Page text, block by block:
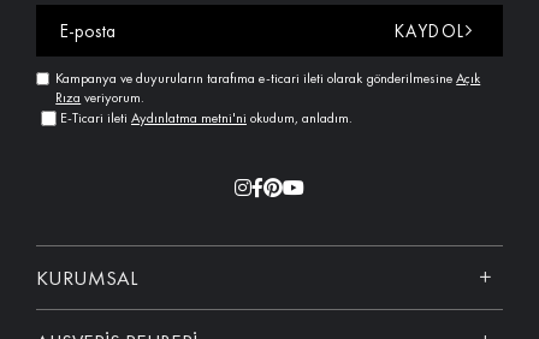
KAYDOL
Kampanya ve duyuruların tarafıma e-ticari ileti olarak gönderilmesineAçık
Rıza veriyorum.
E-Ticari ileti Aydınlatma metni'ni okudum, anladım.
KURUMSAL